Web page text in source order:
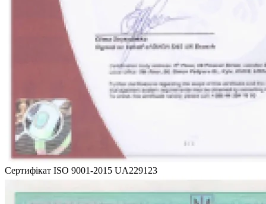
Сертифікат ISO 9001-2015 UA229123